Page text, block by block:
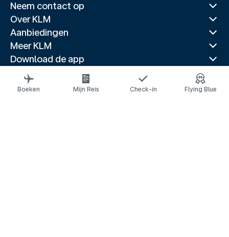
Neem contact op
Over KLM
Aanbiedingen
Meer KLM
Download de app
Gerelateerde websites
Reisgidsen
Boeken Mijn Reis Check-in Flying Blue